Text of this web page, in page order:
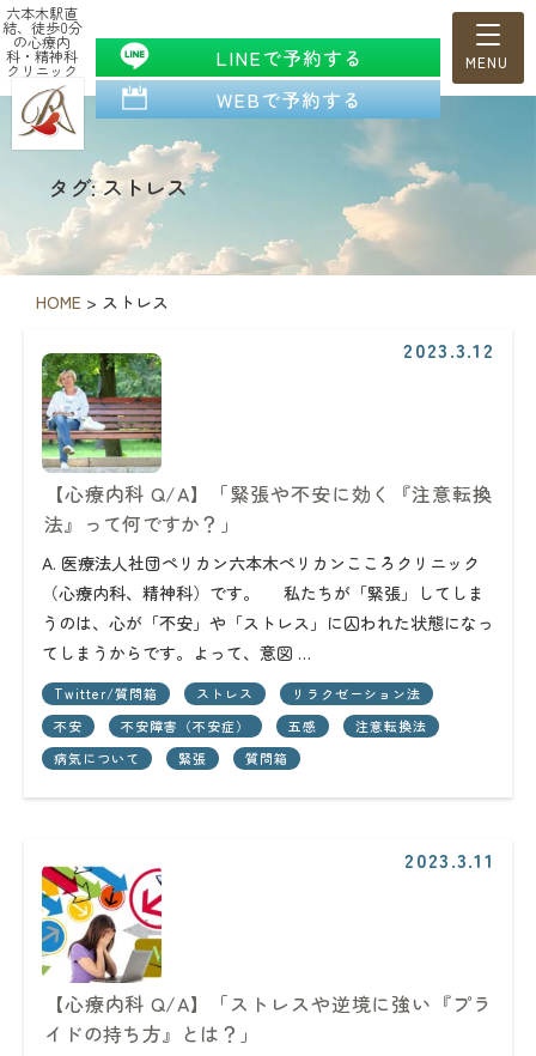
六本木駅直
結、徒歩0分
の心療内
科・精神科
クリニック
LINEで予約する
WEBで予約する
タグ: ストレス
HOME > ストレス
2023.3.12
【心療内科 Q/A】「緊張や不安に効く『注意転換
法』って何ですか？」
A. 医療法人社団ペリカン六本木ペリカンこころクリニック
（心療内科、精神科）です。 私たちが「緊張」してしま
うのは、心が「不安」や「ストレス」に囚われた状態になっ
てしまうからです。よって、意図 …
Twitter/質問箱 ストレス
リラクゼーション法
不安
不安障害（不安症） 五感
注意転換法
病気について
緊張 質問箱
2023.3.11
【心療内科 Q/A】「ストレスや逆境に強い『プラ
イドの持ち方』とは？」